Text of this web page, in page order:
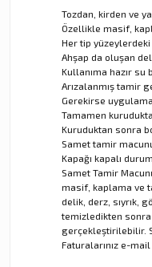
Tozdan, kirden ve
Özellikle masif,
Her tip
Ahşap da oluşan
Kullanıma hazır su
Arızalanmış tamir
Gerekirse
Tamamen
Kuruduktan sonra
Samet tamir
Kapağı kapalı
Samet Tamir
masif, kaplama ve
delik, derz, sıyrık,
temizledikten sonra
gerçekleştirilebilir.
Faturalarınız e-